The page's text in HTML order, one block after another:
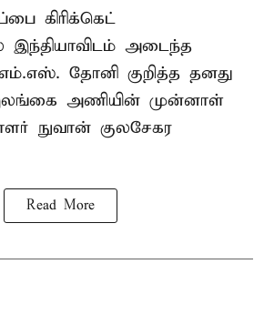
கிரிக்கெட்
இந்தியாவிடம் அடைந்த
தோனி குறித்த தனது
அணியின் முன்னாள்
நுவான் குலசேகர
Read More